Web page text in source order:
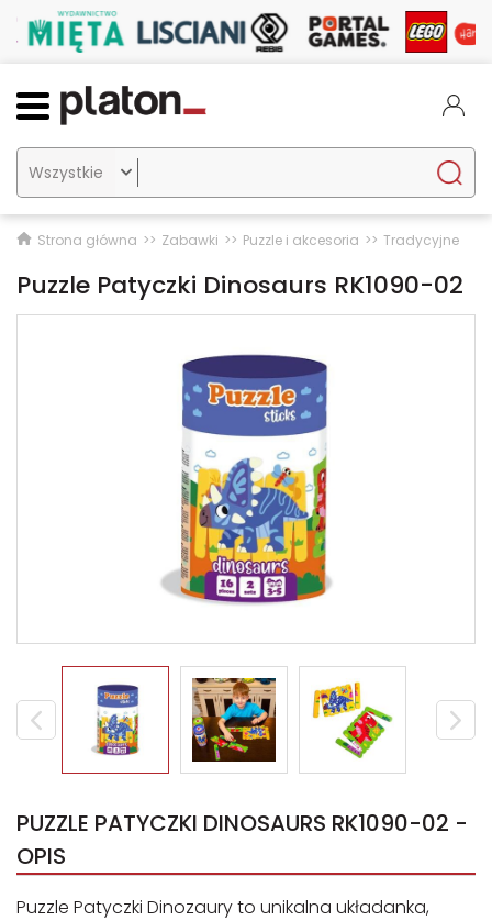

Strona główna Zabawki Puzzle i akcesoria Tradycyjne
Puzzle Patyczki Dinosaurs RK1090-02
PUZZLE PATYCZKI DINOSAURS RK1090-02 -
OPIS
Puzzle Patyczki Dinozaury to unikalna układanka,